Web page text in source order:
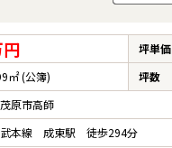
坪単価
㎡ (公簿) 坪数
原市高師
武本線 成東駅 徒歩294分